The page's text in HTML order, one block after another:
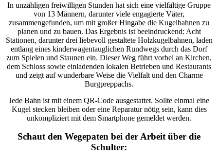
In unzähligen freiwilligen Stunden hat sich eine vielfältige Gruppe
von 13 Männern, darunter viele engagierte Väter,
zusammengefunden, um mit großer Hingabe die Kugelbahnen zu
planen und zu bauen. Das Ergebnis ist beeindruckend: Acht
Stationen, darunter drei liebevoll gestaltete Holzkugelbahnen, laden
entlang eines kinderwagentauglichen Rundwegs durch das Dorf
zum Spielen und Staunen ein. Dieser Weg führt vorbei an Kirchen,
dem Schloss sowie einladenden lokalen Betrieben und Restaurants
und zeigt auf wunderbare Weise die Vielfalt und den Charme
Burgpreppachs.
Jede Bahn ist mit einem QR-Code ausgestattet. Sollte einmal eine
Kugel stecken bleiben oder eine Reparatur nötig sein, kann dies
unkompliziert mit dem Smartphone gemeldet werden.
Schaut den Wegepaten bei der Arbeit über die
Schulter: